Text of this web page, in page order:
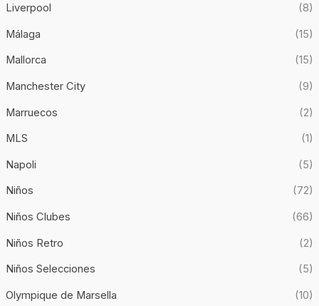
Liverpool (8)
Málaga (15)
Mallorca (15)
Manchester City (9)
Marruecos (2)
MLS (1)
Napoli (5)
Niños (72)
Niños Clubes (66)
Niños Retro (2)
Niños Selecciones (5)
Olympique de Marsella (10)